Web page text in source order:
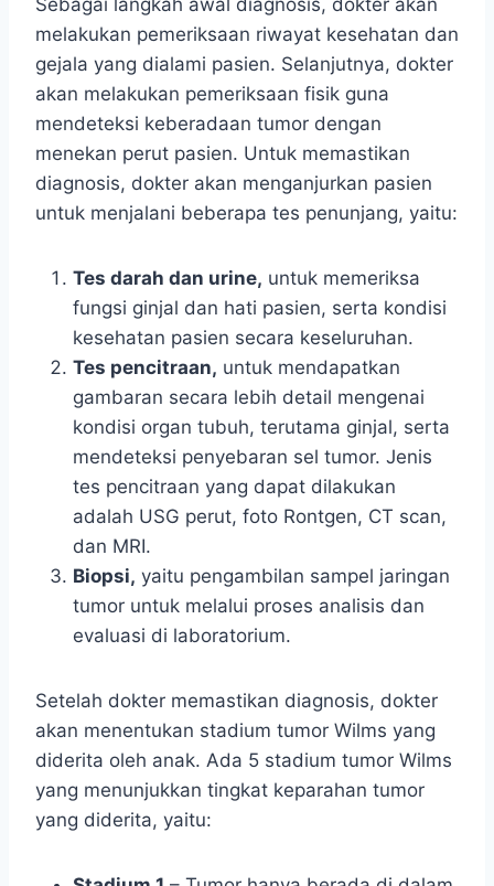
melakukan pemeriksaan riwayat kesehatan dan
gejala yang dialami pasien. Selanjutnya, dokter
akan melakukan pemeriksaan fisik guna
mendeteksi keberadaan tumor dengan
menekan perut pasien. Untuk memastikan
diagnosis, dokter akan menganjurkan pasien
untuk menjalani beberapa tes penunjang, yaitu:
Tes darah dan urine, untuk memeriksa
fungsi ginjal dan hati pasien, serta kondisi
kesehatan pasien secara keseluruhan.
Tes pencitraan, untuk mendapatkan
gambaran secara lebih detail mengenai
kondisi organ tubuh, terutama ginjal, serta
mendeteksi penyebaran sel tumor. Jenis
tes pencitraan yang dapat dilakukan
adalah USG perut, foto Rontgen, CT scan,
dan MRI.
Biopsi, yaitu pengambilan sampel jaringan
tumor untuk melalui proses analisis dan
evaluasi di laboratorium.
Setelah dokter memastikan diagnosis, dokter
akan menentukan stadium tumor Wilms yang
diderita oleh anak. Ada 5 stadium tumor Wilms
yang menunjukkan tingkat keparahan tumor
yang diderita, yaitu: